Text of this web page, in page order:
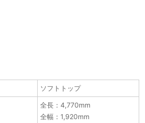
ソフトトップ
全長：4,770mm
全幅：1,920mm